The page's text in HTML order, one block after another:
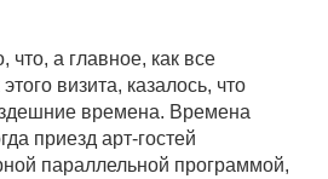
что, а главное, как все
визита, казалось, что
времена. Времена
приезд арт-гостей
параллельной программой,